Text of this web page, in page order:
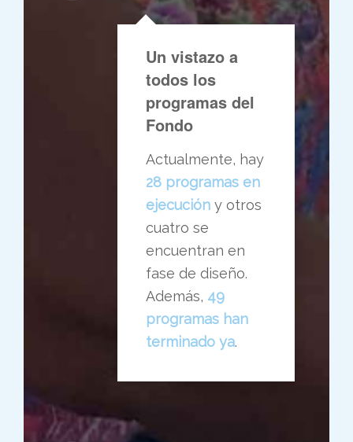
Un vistazo a
todos los
programas del
Fondo
Actualmente, hay
28 programas en
ejecución y otros
cuatro se
encuentran en
fase de diseño.
Además, 49
programas han
terminado ya.